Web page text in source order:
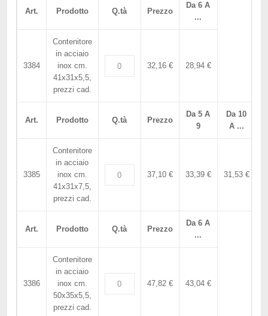
Art. Prodotto Q.tà Prezzo
Da 6 A
...
3384
Contenitore
in acciaio
inox cm.
41x31x5,5,
prezzi cad.
32,16 € 28,94 €
Art. Prodotto Q.tà Prezzo
Da 5 A
9
Da 10
A ...
3385
Contenitore
in acciaio
inox cm.
41x31x7,5,
prezzi cad.
37,10 € 33,39 € 31,53 €
Art. Prodotto Q.tà Prezzo
Da 6 A
...
3386
Contenitore
in acciaio
inox cm.
50x35x5,5,
prezzi cad.
47,82 € 43,04 €